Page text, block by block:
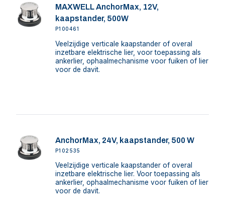
MAXWELL AnchorMax, 12V,
kaapstander, 500W
P100461
Veelzijdige verticale kaapstander of overal
inzetbare elektrische lier, voor toepassing als
ankerlier, ophaalmechanisme voor fuiken of lier
voor de davit.
AnchorMax, 24V, kaapstander, 500 W
P102535
Veelzijdige verticale kaapstander of overal
inzetbare elektrische lier. Voor toepassing als
ankerlier, ophaalmechanisme voor fuiken of lier
voor de davit.